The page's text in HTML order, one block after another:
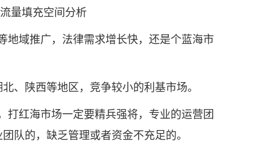
填充空间分析
域推广，法律需求增长快，还是个蓝海市
陕西等地区，竞争较小的利基市场。
红海市场一定要精兵强将，专业的运营团
队的，缺乏管理或者资金不充足的。